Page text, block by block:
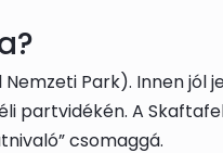
Park). Innen jól
partvidékén. A
csomaggá.